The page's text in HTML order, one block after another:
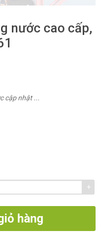
nước cao cấp,
cập nhật ...
+
hàng